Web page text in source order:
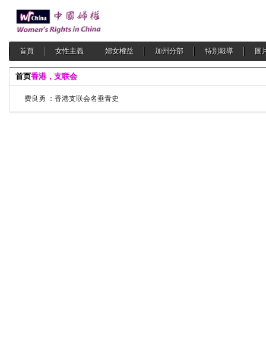
首頁 女性主義 婦女權益 加州分部 特別報導 圖
首页香港，支联会
费良勇 ：香港支联会名垂青史